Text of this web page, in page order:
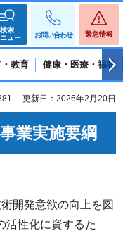
検索
ニュー
お問い合わせ 緊急情報
教育 健康・医療・福祉
更新日：2026年2月20日
業実施要綱
開発意欲の向上を図
活性化に資するた